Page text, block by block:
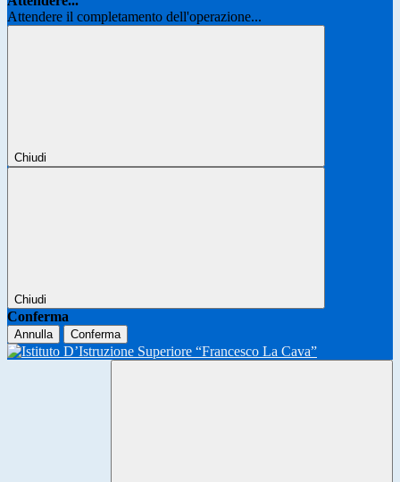
Attendere il completamento dell'operazione...
Chiudi
Chiudi
Conferma
Annulla Conferma